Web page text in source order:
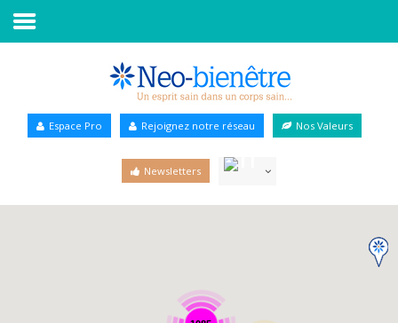
Annuaire Bien-être
Espace Pro Rejoignez notre réseau Nos Valeurs
Newsletters